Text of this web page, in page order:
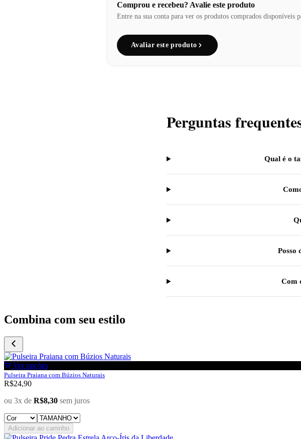
Comprou e recebeu? Avalie este produto
Entre na sua conta para ver os produtos comprados disponíveis
Avaliar este produto
Perguntas
Qual é o
Posso
Com
Combina com seu estilo
Ver opções
Pulseira Praiana com Búzios Naturais
R$24,90
ou 3x de R$8,30 sem juros
Adicionar ao carrinho